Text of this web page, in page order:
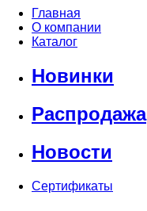
Главная
О компании
Каталог
Новинки
Распродажа
Новости
Сертификаты